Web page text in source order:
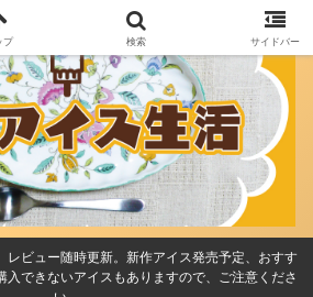
レビュー随時更新。新作アイス発売予定、おすす
入できないアイスもありますので、ご注意くださ
プ 検索 サイドバー